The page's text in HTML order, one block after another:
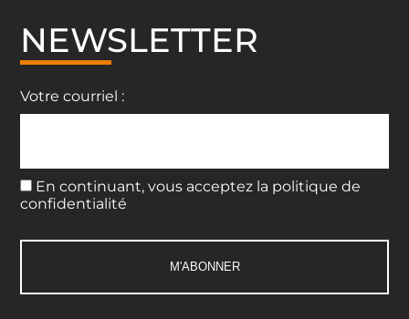
NEWSLETTER
Votre courriel :
En continuant, vous acceptez la politique de
confidentialité